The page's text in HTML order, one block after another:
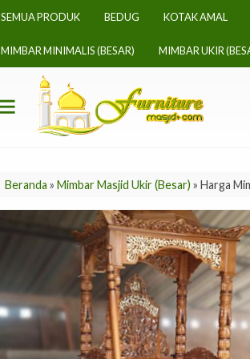
SEMUA PRODUK BEDUG KOTAK AMAL
MIMBAR MINIMALIS (BESAR) MIMBAR UKIR
Beranda » Mimbar Masjid Ukir (Besar) » Harga